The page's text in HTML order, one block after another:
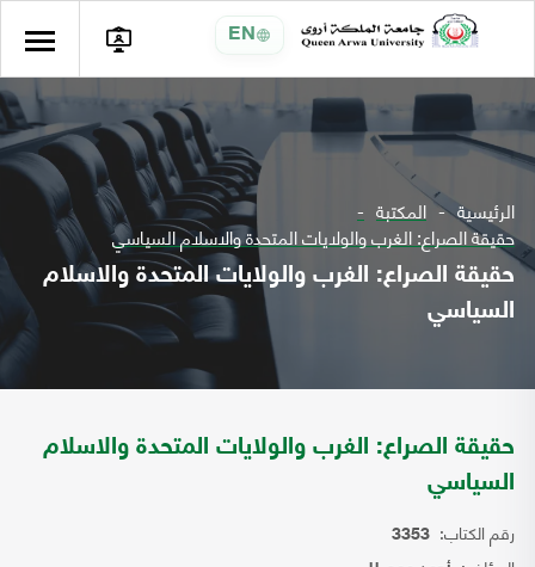
EN
الرئيسية المكتبة
حقيقة الصراع: الغرب والولايات المتحدة والاسلام السياسي
حقيقة الصراع: الغرب والولايات المتحدة والاسلام
السياسي
حقيقة الصراع: الغرب والولايات المتحدة والاسلام
السياسي
رقم الكتاب: 3353